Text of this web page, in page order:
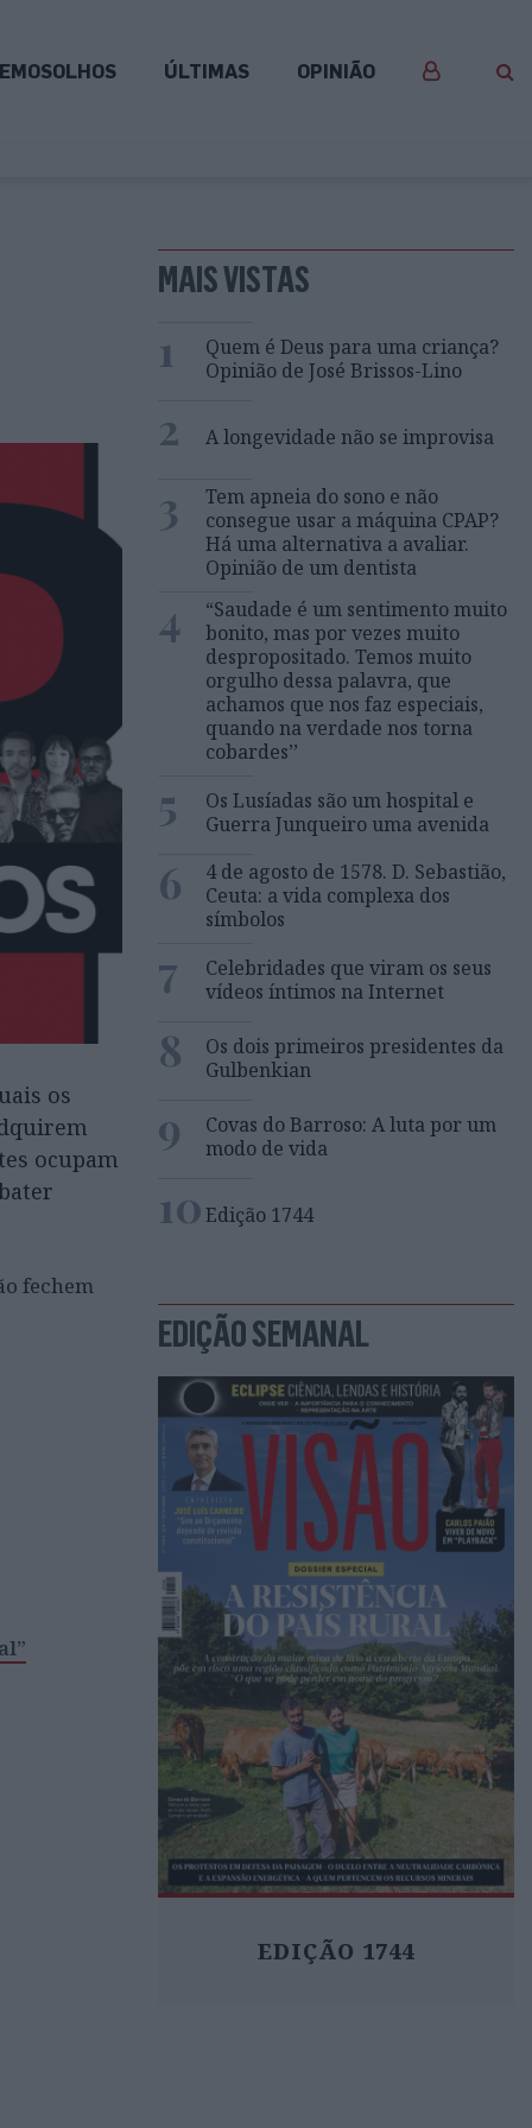
ÚLTIMAS OPINIÃO
os
ocupam
fechem
MAIS VISTAS
1
Quem é Deus para uma criança?
Opinião de José Brissos-Lino
2 A longevidade não se improvisa
3
Tem apneia do sono e não
consegue usar a máquina CPAP?
Há uma alternativa a avaliar.
Opinião de um dentista
4
“Saudade é um sentimento muito
bonito, mas por vezes muito
despropositado. Temos muito
orgulho dessa palavra, que
achamos que nos faz especiais,
quando na verdade nos torna
cobardes’’
5
Os Lusíadas são um hospital e
Guerra Junqueiro uma avenida
6
4 de agosto de 1578. D. Sebastião,
Ceuta: a vida complexa dos
símbolos
7
Celebridades que viram os seus
vídeos íntimos na Internet
8
Os dois primeiros presidentes da
Gulbenkian
9
Covas do Barroso: A luta por um
modo de vida
10Edição 1744
EDIÇÃO SEMANAL
EDIÇÃO 1744